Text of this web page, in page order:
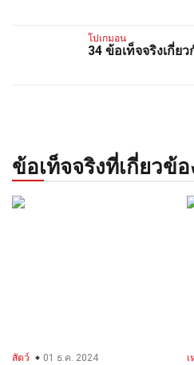
โปเกมอน
34 ข้อเท็จจริงเกี่ย
ข้อเท็จจริงที่เกี่ยวข้อ
สัตว์ 01 ธ.ค. 2024